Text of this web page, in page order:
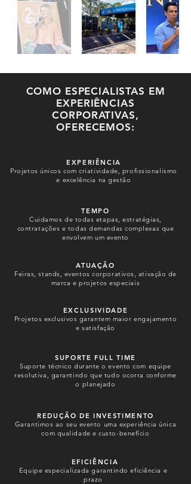
COMO ESPECIALISTAS EM
EXPERIÊNCIAS
CORPORATIVAS,
OFERECEMOS:
EXPERIÊNCIA
Projetos únicos com criatividade, profissionalismo
e excelência na gestão
TEMPO
Cuidamos de todas etapas, estratégias,
contratações e todas demandas complexas que
envolvem um evento
ATUAÇÃO
Feiras, stands, eventos corporativos, ativação de
marca e projetos especiais
EXCLUSIVIDADE
Projetos exclusivos garantem maior engajamento
e satisfação
SUPORTE FULL TIME
Suporte técnico durante o evento com equipe
resolutiva, garantindo que tudo ocorra conforme
o planejado
REDUÇÃO DE INVESTIMENTO
Garantimos ao seu evento uma experiência única
com qualidade e custo-benefício
EFICIÊNCIA
Equipe especializada garantindo eficiência e
prazo